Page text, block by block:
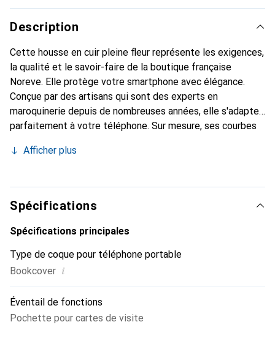
Description
Cette housse en cuir pleine fleur représente les exigences,
la qualité et le savoir-faire de la boutique française
Noreve. Elle protège votre smartphone avec élégance.
Conçue par des artisans qui sont des experts en
maroquinerie depuis de nombreuses années, elle s'adapte
parfaitement à votre téléphone. Sur mesure, ses courbes
devient l'accessoire chic et indispensable pour votre
produits de haute qualité, la marque Noreve est un choix
sûr pour une clientèle exigeante.
Afficher plus
Spécifications
Spécifications principales
Type de coque pour téléphone portable
Bookcover i
Éventail de fonctions
Pochette pour cartes de visite